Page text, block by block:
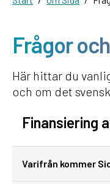
Frågor
Här hittar du
och om det
Finansiering
Varifrån kommer